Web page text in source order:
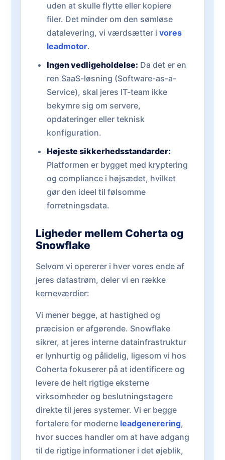
uden at skulle flytte eller kopiere
filer. Det minder om den sømløse
datalevering, vi værdsætter i vores
leadmotor.
Ingen vedligeholdelse: Da det er en
ren SaaS-løsning (Software-as-a-
Service), skal jeres IT-team ikke
bekymre sig om servere,
opdateringer eller teknisk
konfiguration.
Højeste sikkerhedsstandarder:
Platformen er bygget med kryptering
og compliance i højsædet, hvilket
gør den ideel til følsomme
forretningsdata.
Ligheder mellem Coherta og
Snowflake
Selvom vi opererer i hver vores ende af
jeres datastrøm, deler vi en række
kerneværdier:
Vi mener begge, at hastighed og
præcision er afgørende. Snowflake
sikrer, at jeres interne datainfrastruktur
er lynhurtig og pålidelig, ligesom vi hos
Coherta fokuserer på at identificere og
levere de helt rigtige eksterne
virksomheder og beslutningstagere
direkte til jeres systemer. Vi er begge
fortalere for moderne leadgenerering,
hvor succes handler om at have adgang
til de rigtige informationer i det øjeblik,